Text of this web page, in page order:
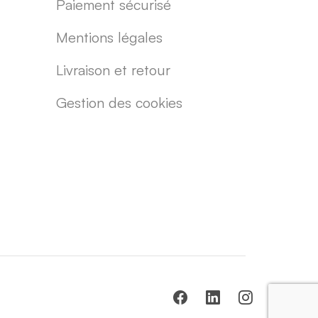
Paiement sécurisé
Mentions légales
Livraison et retour
Gestion des cookies